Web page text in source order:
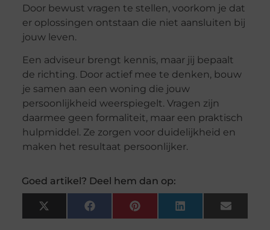
Door bewust vragen te stellen, voorkom je dat
er oplossingen ontstaan die niet aansluiten bij
jouw leven.
Een adviseur brengt kennis, maar jij bepaalt
de richting. Door actief mee te denken, bouw
je samen aan een woning die jouw
persoonlijkheid weerspiegelt. Vragen zijn
daarmee geen formaliteit, maar een praktisch
hulpmiddel. Ze zorgen voor duidelijkheid en
maken het resultaat persoonlijker.
Goed artikel? Deel hem dan op:
X
(Twitter)
FacebookPinterestLinkedInEmail